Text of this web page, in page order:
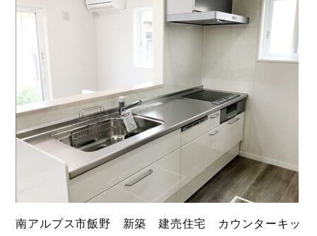
南アルプス市飯野 新築 建売住宅 カウンターキッ